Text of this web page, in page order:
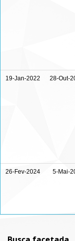
19-Jan-2022 28-Out-
26-Fev-2024 5-Mai-